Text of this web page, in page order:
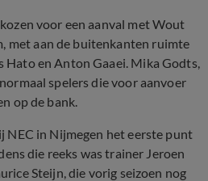
voor een aanval met Wout
met aan de buitenkanten ruimte
Hato en Anton Gaaei. Mika Godts,
spelers die voor aanvoer
op de bank.
NEC in Nijmegen het eerste punt
die reeks was trainer Jeroen
Steijn, die vorig seizoen nog